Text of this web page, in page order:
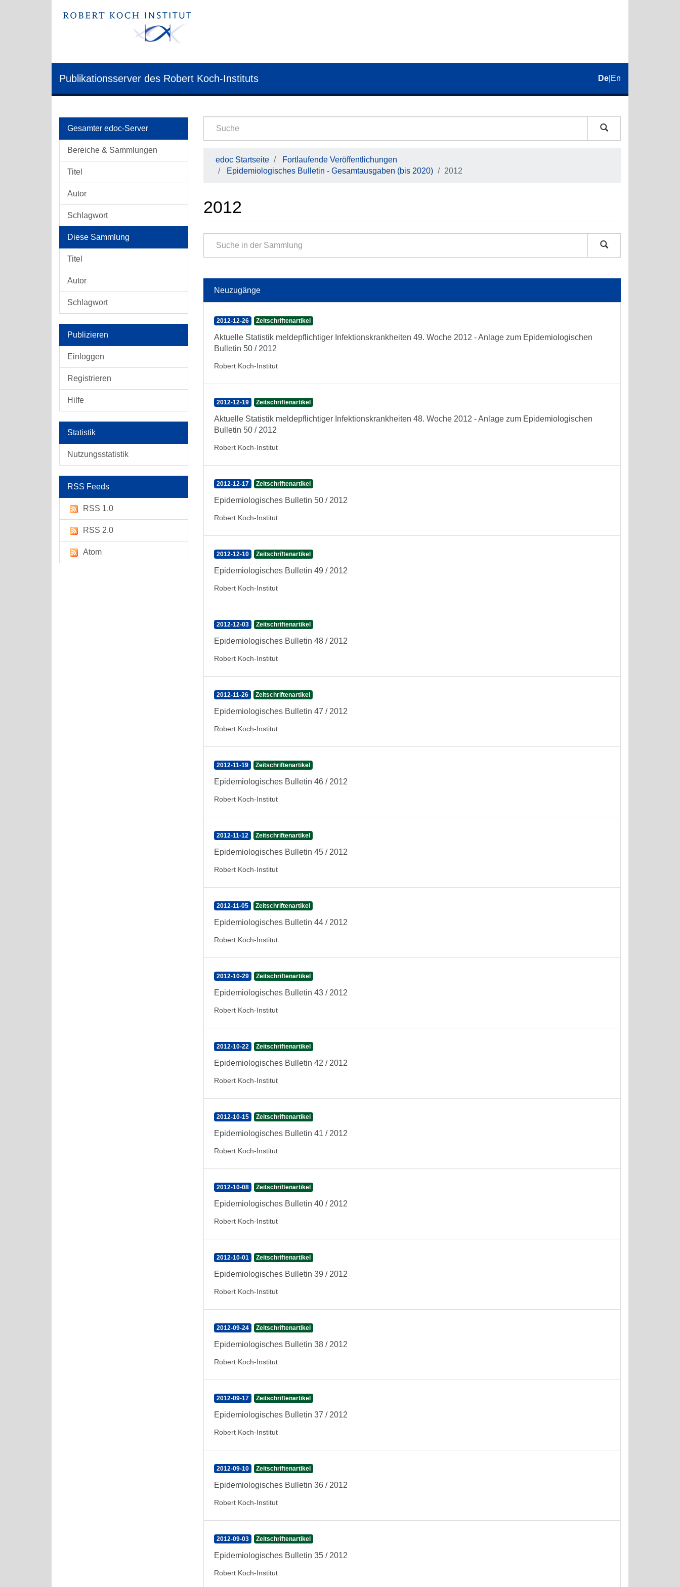
Publikationsserver des Robert Koch-Instituts De En
Gesamter edoc-Server
Bereiche & Sammlungen
Titel
Autor
Schlagwort
Diese Sammlung
Titel
Autor
Schlagwort
Publizieren
Einloggen
Registrieren
Hilfe
Statistik
Nutzungsstatistik
RSS Feeds
RSS 1.0
RSS 2.0
Atom
edoc Startseite
Fortlaufende Veröffentlichungen
Epidemiologisches Bulletin - Gesamtausgaben (bis 2020)
2012
2012
Neuzugänge
2012-12-26 Zeitschriftenartikel
Aktuelle Statistik meldepflichtiger Infektionskrankheiten 49. Woche 2012 - Anlage zum Epidemiologischen
Bulletin 50 / 2012
Robert Koch-Institut
2012-12-19 Zeitschriftenartikel
Aktuelle Statistik meldepflichtiger Infektionskrankheiten 48. Woche 2012 - Anlage zum Epidemiologischen
Bulletin 50 / 2012
Robert Koch-Institut
2012-12-17 Zeitschriftenartikel
Epidemiologisches Bulletin 50 / 2012
Robert Koch-Institut
2012-12-10 Zeitschriftenartikel
Epidemiologisches Bulletin 49 / 2012
Robert Koch-Institut
2012-12-03 Zeitschriftenartikel
Epidemiologisches Bulletin 48 / 2012
Robert Koch-Institut
2012-11-26 Zeitschriftenartikel
Epidemiologisches Bulletin 47 / 2012
Robert Koch-Institut
2012-11-19 Zeitschriftenartikel
Epidemiologisches Bulletin 46 / 2012
Robert Koch-Institut
2012-11-12 Zeitschriftenartikel
Epidemiologisches Bulletin 45 / 2012
Robert Koch-Institut
2012-11-05 Zeitschriftenartikel
Epidemiologisches Bulletin 44 / 2012
Robert Koch-Institut
2012-10-29 Zeitschriftenartikel
Epidemiologisches Bulletin 43 / 2012
Robert Koch-Institut
2012-10-22 Zeitschriftenartikel
Epidemiologisches Bulletin 42 / 2012
Robert Koch-Institut
2012-10-15 Zeitschriftenartikel
Epidemiologisches Bulletin 41 / 2012
Robert Koch-Institut
2012-10-08 Zeitschriftenartikel
Epidemiologisches Bulletin 40 / 2012
Robert Koch-Institut
2012-10-01 Zeitschriftenartikel
Epidemiologisches Bulletin 39 / 2012
Robert Koch-Institut
2012-09-24 Zeitschriftenartikel
Epidemiologisches Bulletin 38 / 2012
Robert Koch-Institut
2012-09-17 Zeitschriftenartikel
Epidemiologisches Bulletin 37 / 2012
Robert Koch-Institut
2012-09-10 Zeitschriftenartikel
Epidemiologisches Bulletin 36 / 2012
Robert Koch-Institut
2012-09-03 Zeitschriftenartikel
Epidemiologisches Bulletin 35 / 2012
Robert Koch-Institut